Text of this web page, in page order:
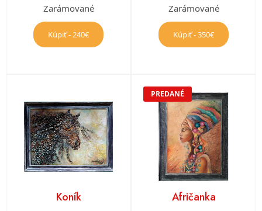
Zarámované
Kúpiť - 240€
Zarámované
Kúpiť - 350€
Koník
PREDANÉ
Afričanka